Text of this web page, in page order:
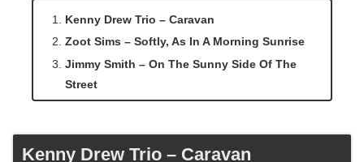
Kenny Drew Trio – Caravan
Zoot Sims – Softly, As In A Morning Sunrise
Jimmy Smith – On The Sunny Side Of The
Street
Kenny Drew Trio – Caravan